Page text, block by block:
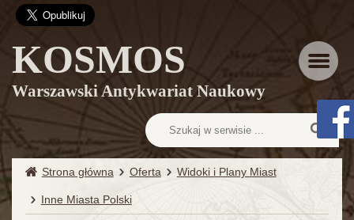
KOSMOS
Warszawski Antykwariat Naukowy
Strona główna Oferta Widoki i Plany Miast
Inne Miasta Polski